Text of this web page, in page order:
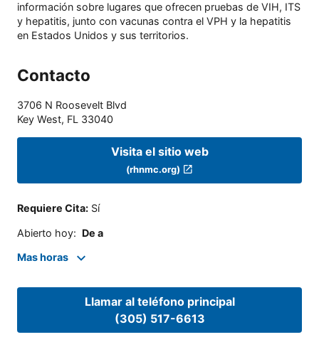
información sobre lugares que ofrecen pruebas de VIH, ITS
y hepatitis, junto con vacunas contra el VPH y la hepatitis
en Estados Unidos y sus territorios.
Contacto
3706 N Roosevelt Blvd
Key West, FL 33040
Visita el sitio web
(rhnmc.org)
Requiere Cita: Sí
Abierto hoy: De a
Mas horas
Llamar al teléfono principal
(305) 517-6613